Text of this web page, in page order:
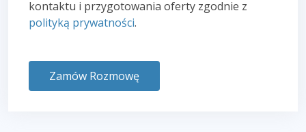
kontaktu i przygotowania oferty zgodnie z
polityką prywatności.
Zamów Rozmowę